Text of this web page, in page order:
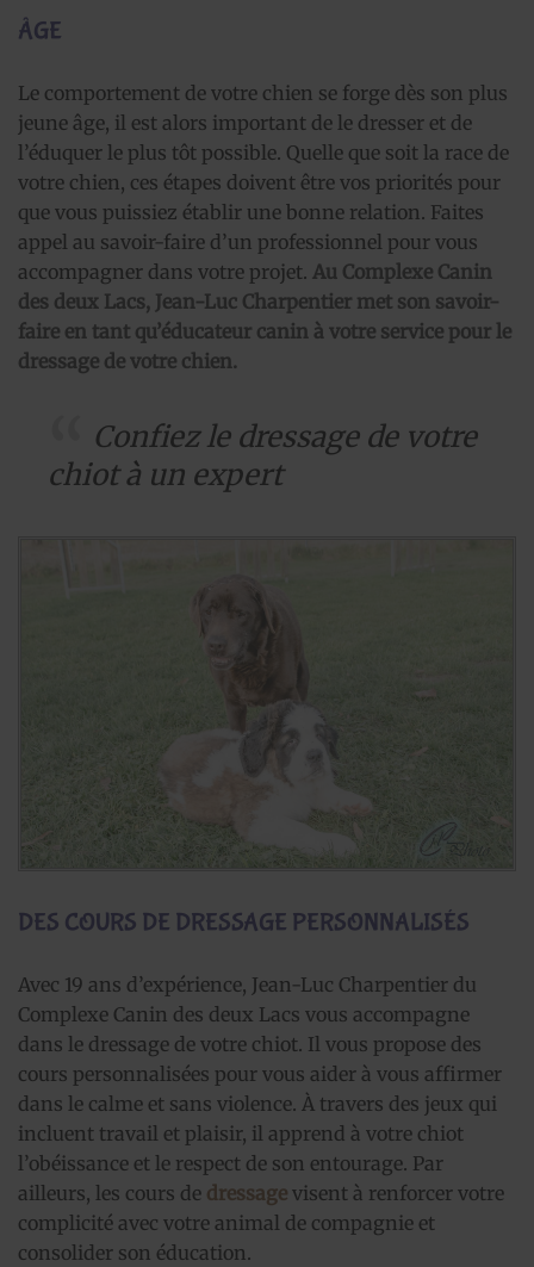
ÂGE
Le comportement de votre chien se forge dès son plus
jeune âge, il est alors important de le dresser et de
l’éduquer le plus tôt possible. Quelle que soit la race de
votre chien, ces étapes doivent être vos priorités pour
que vous puissiez établir une bonne relation. Faites
appel au savoir-faire d’un professionnel pour vous
accompagner dans votre projet. Au Complexe Canin
des deux Lacs, Jean-Luc Charpentier met son savoir-
faire en tant qu’éducateur canin à votre service pour le
dressage de votre chien.
Confiez le dressage de votre
chiot à un expert
DES COURS DE DRESSAGE PERSONNALISÉS
Avec 19 ans d’expérience, Jean-Luc Charpentier du
Complexe Canin des deux Lacs vous accompagne
dans le dressage de votre chiot. Il vous propose des
cours personnalisées pour vous aider à vous affirmer
dans le calme et sans violence. À travers des jeux qui
incluent travail et plaisir, il apprend à votre chiot
l’obéissance et le respect de son entourage. Par
ailleurs, les cours de dressage visent à renforcer votre
complicité avec votre animal de compagnie et
consolider son éducation.